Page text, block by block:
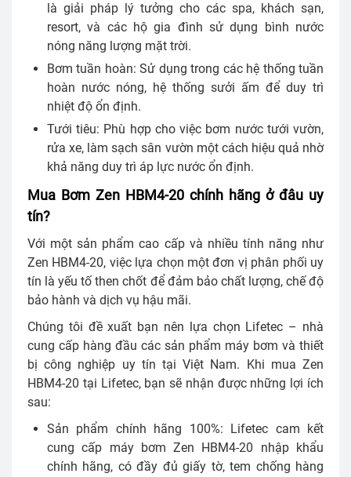
là giải pháp lý tưởng cho các spa, khách sạn,
resort, và các hộ gia đình sử dụng bình nước
nóng năng lượng mặt trời.
Bơm tuần hoàn: Sử dụng trong các hệ thống tuần
hoàn nước nóng, hệ thống sưởi ấm để duy trì
nhiệt độ ổn định.
Tưới tiêu: Phù hợp cho việc bơm nước tưới vườn,
rửa xe, làm sạch sân vườn một cách hiệu quả nhờ
khả năng duy trì áp lực nước ổn định.
Mua Bơm Zen HBM4-20 chính hãng ở đâu uy
tín?
Với một sản phẩm cao cấp và nhiều tính năng như
Zen HBM4-20, việc lựa chọn một đơn vị phân phối uy
tín là yếu tố then chốt để đảm bảo chất lượng, chế độ
bảo hành và dịch vụ hậu mãi.
Chúng tôi đề xuất bạn nên lựa chọn Lifetec – nhà
cung cấp hàng đầu các sản phẩm máy bơm và thiết
bị công nghiệp uy tín tại Việt Nam. Khi mua Zen
HBM4-20 tại Lifetec, bạn sẽ nhận được những lợi ích
sau:
Sản phẩm chính hãng 100%: Lifetec cam kết
cung cấp máy bơm Zen HBM4-20 nhập khẩu
chính hãng, có đầy đủ giấy tờ, tem chống hàng